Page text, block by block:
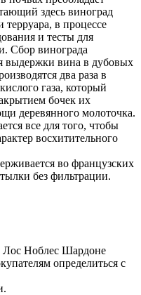
здесь виноград
терруара, в процессе
и тесты для
Сбор винограда
выдержки вина в дубовых
два раза в
газа, который
бочек их
деревянного молоточка.
все для того, чтобы
восхитительного
во французских
без фильтрации.
Ноблес Шардоне
определиться с